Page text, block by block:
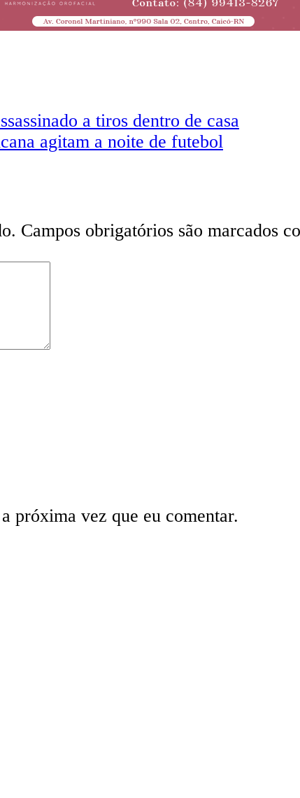
a tiros dentro de casa
agitam a noite de futebol
Campos obrigatórios são marcados
próxima vez que eu comentar.